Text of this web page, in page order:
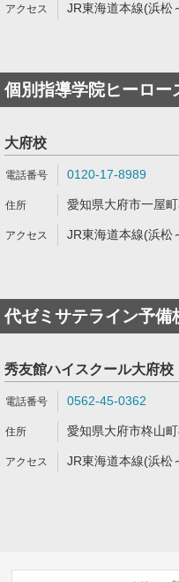
JR東海道本線(浜松
個別指導学院ヒーロー
大府校
0120-17-8989
愛知県大府市一屋
JR東海道本線(浜松
代ゼミサテライン予備
秀友館ハイスクール大府校
0562-45-0362
愛知県大府市柊山
JR東海道本線(浜松